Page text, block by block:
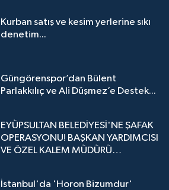
Kurban satış ve kesim yerlerine sıkı
denetim...
Güngörenspor’dan Bülent
Parlakkılıç ve Ali Düşmez’e Destek...
EYÜPSULTAN BELEDİYESİ'NE ŞAFAK
OPERASYONU! BAŞKAN YARDIMCISI
VE ÖZEL KALEM MÜDÜRÜ
İstanbul'da 'Horon Bizumdur'